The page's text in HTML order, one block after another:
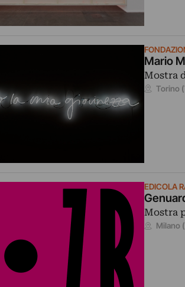
Mario
Mostra
Torino
EDICOLA
Mostra
Milano